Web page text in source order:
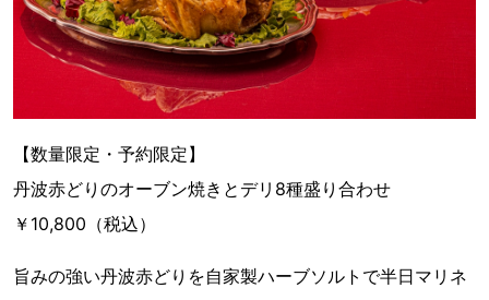
【数量限定・予約限定】
丹波赤どりのオーブン焼きとデリ8種盛り合わせ
￥10,800（税込）
旨みの強い丹波赤どりを自家製ハーブソルトで半日マリネ